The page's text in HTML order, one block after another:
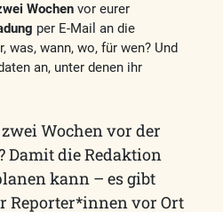
Wochen vor eurer
per E-Mail an die
was, wann, wo, für wen? Und
an, unter denen ihr
Wochen vor der
Damit die Redaktion
kann – es gibt
Reporter*innen vor Ort